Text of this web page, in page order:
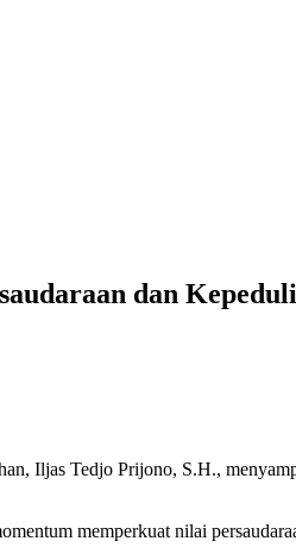
dan
Iljas Tedjo Prijono, S.H.,
memperkuat nilai